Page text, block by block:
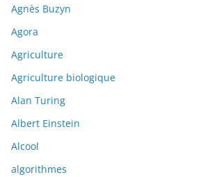
Agnès Buzyn
Agora
Agriculture
Agriculture biologique
Alan Turing
Albert Einstein
Alcool
algorithmes